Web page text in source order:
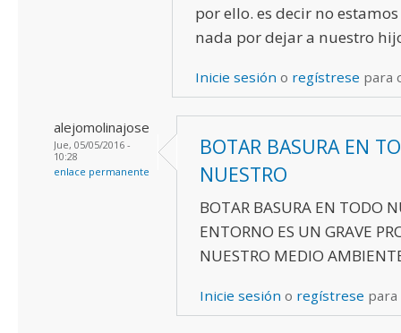
por ello. es decir no
nada por dejar a nuestro
Inicie sesión o regístrese para
alejomolinajose
Jue, 05/05/2016 -
10:28
enlace permanente
BOTAR BASURA EN
NUESTRO
BOTAR BASURA EN TODO
ENTORNO ES UN GRAVE
NUESTRO MEDIO
Inicie sesión o regístrese